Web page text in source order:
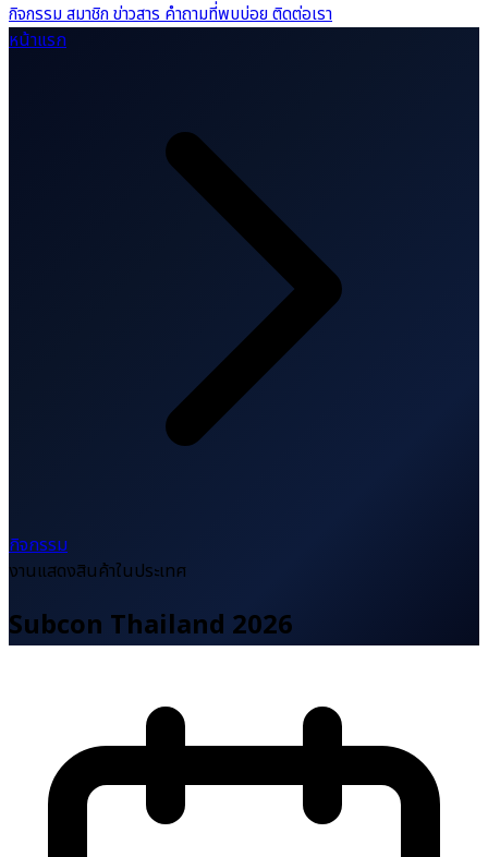
กิจกรรมสมาชิกข่าวสารคำถามที่พบบ่อยติดต่อเรา
หน้าแรก
กิจกรรม
งานแสดงสินค้าในประเทศ
Subcon Thailand 2026